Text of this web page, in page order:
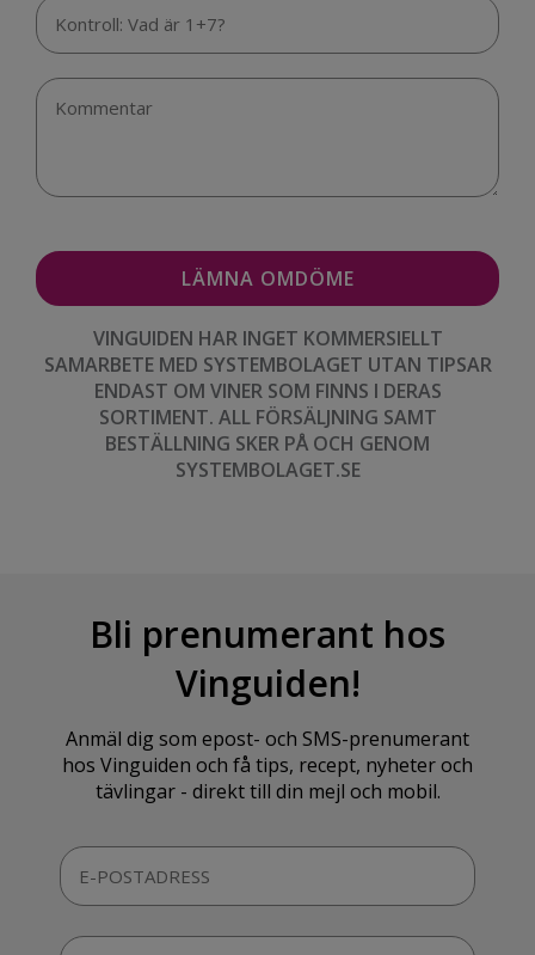
VINGUIDEN HAR INGET KOMMERSIELLT
SAMARBETE MED SYSTEMBOLAGET UTAN TIPSAR
ENDAST OM VINER SOM FINNS I DERAS
SORTIMENT. ALL FÖRSÄLJNING SAMT
BESTÄLLNING SKER PÅ OCH GENOM
SYSTEMBOLAGET.SE
Bli prenumerant hos
Vinguiden!
Anmäl dig som epost- och SMS-prenumerant
hos Vinguiden och få tips, recept, nyheter och
tävlingar - direkt till din mejl och mobil.